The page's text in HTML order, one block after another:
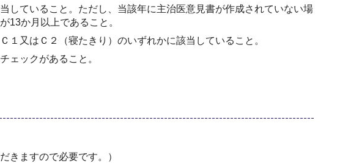
していること。ただし、当該年に主治医意見書が作成されていない場
13か月以上であること。
又はＣ２（寝たきり）のいずれかに該当していること。
ェックがあること。
きますので必要です。）